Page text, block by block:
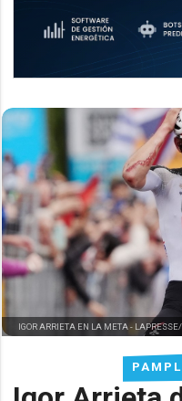
IGOR ARRIETA EN LA META -